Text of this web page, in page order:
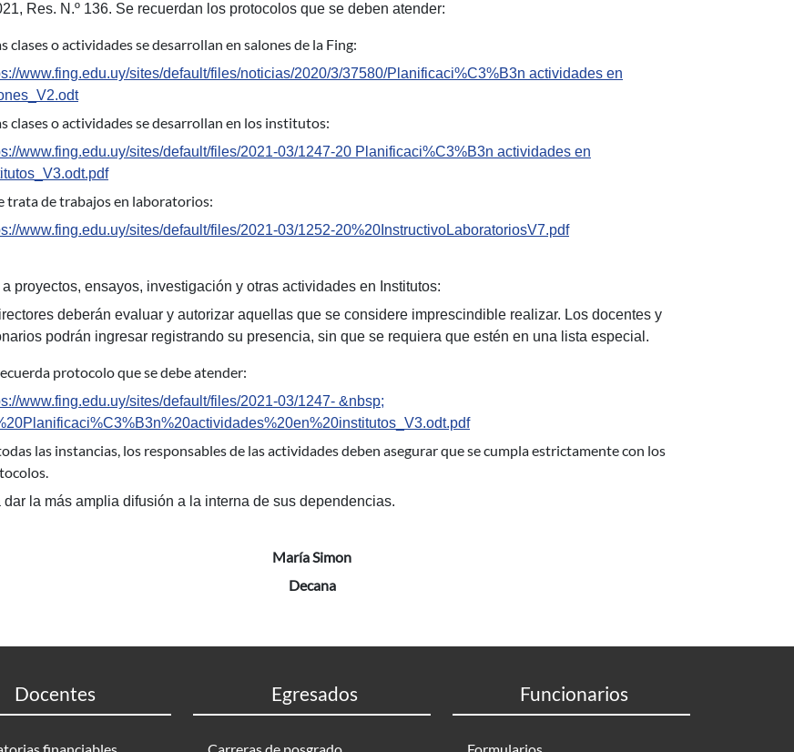
Res. N.º 136. Se recuerdan los protocolos que se deben atender:
clases o actividades se desarrollan en salones de la Fing:
www.fing.edu.uy/sites/default/files/noticias/2020/3/37580/Planificaci%C3%B3n actividades en
clases o actividades se desarrollan en los institutos:
www.fing.edu.uy/sites/default/files/2021-03/1247-20 Planificaci%C3%B3n actividades en
trata de trabajos en laboratorios:
www.fing.edu.uy/sites/default/files/2021-03/1252-20%20InstructivoLaboratoriosV7.pdf
a proyectos, ensayos, investigación y otras actividades en Institutos:
deberán evaluar y autorizar aquellas que se considere imprescindible realizar. Los docentes y
podrán ingresar registrando su presencia, sin que se requiera que estén en una lista especial.
protocolo que se debe atender:
www.fing.edu.uy/sites/default/files/2021-03/1247- &nbsp;
las instancias, los responsables de las actividades deben asegurar que se cumpla estrictamente con los
dar la más amplia difusión a la interna de sus dependencias.
María Simon
Decana
Docentes Egresados Funcionarios